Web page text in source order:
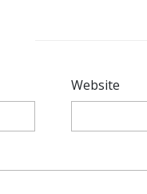
Website